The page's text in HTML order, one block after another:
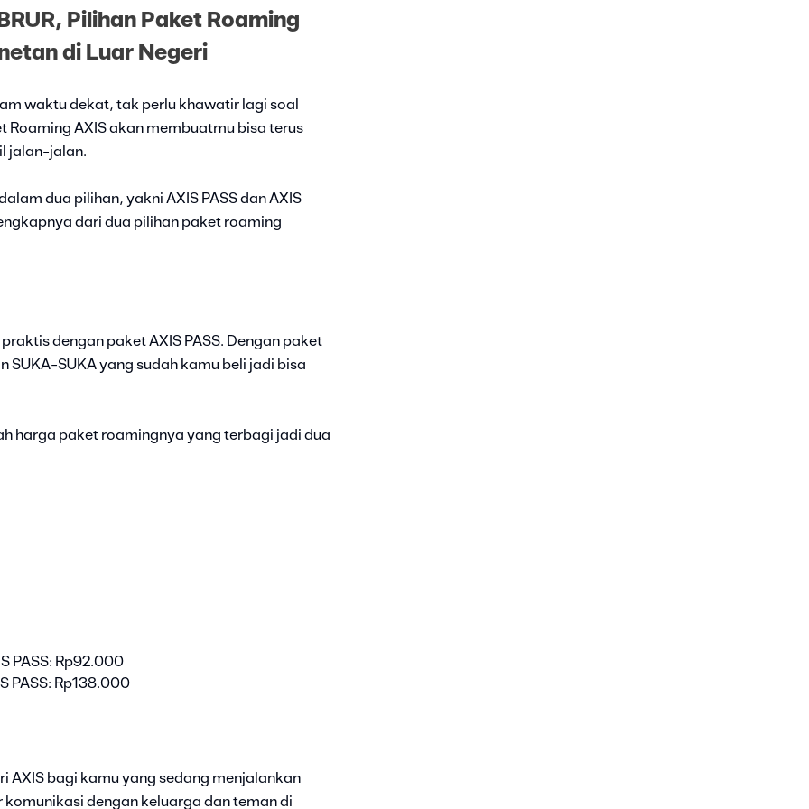
Pilihan Paket Roaming
di Luar Negeri
waktu dekat, tak perlu khawatir lagi soal
Roaming AXIS akan membuatmu bisa terus
jalan-jalan.
dua pilihan, yakni AXIS PASS dan AXIS
dari dua pilihan paket roaming
dengan paket AXIS PASS. Dengan paket
SUKA-SUKA yang sudah kamu beli jadi bisa
harga paket roamingnya yang terbagi jadi dua
PASS: Rp92.000
PASS: Rp138.000
AXIS bagi kamu yang sedang menjalankan
dengan keluarga dan teman di